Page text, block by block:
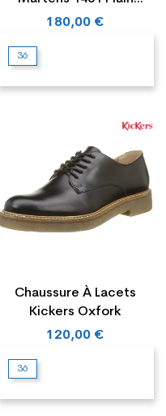
Welt...
180,00 €
36
Chaussure À Lacets
Kickers Oxfork
120,00 €
36